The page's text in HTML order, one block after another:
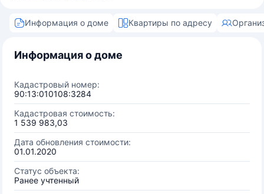
Информация о доме Квартиры по адресу
Информация о доме
Кадастровый номер:
90:13:010108:3284
Кадастровая стоимость:
1 539 983,03
Дата обновления стоимости:
01.01.2020
Статус объекта:
Ранее учтенный